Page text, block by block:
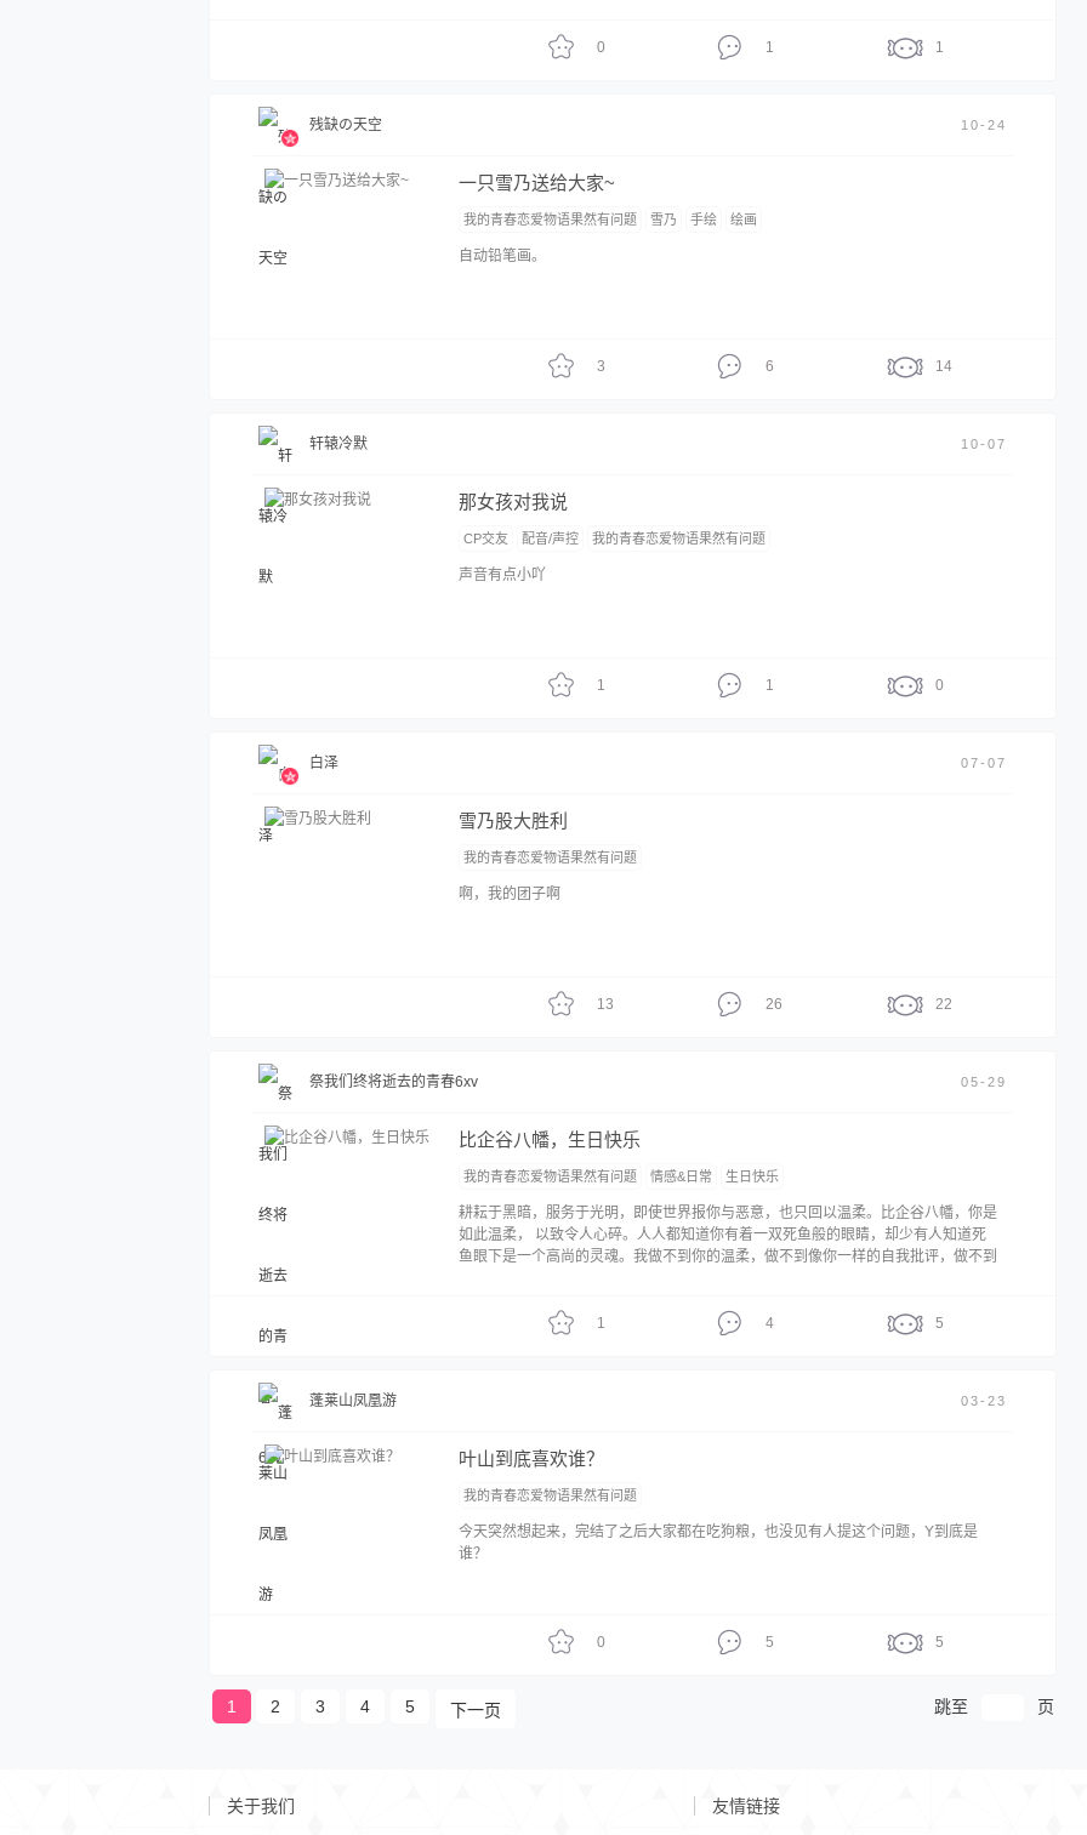
1
1
0
残缺の天空 10-24
一只雪乃送给大家~
我的青春恋爱物语果然有问题 雪乃 手绘 绘画
自动铅笔画。
14
6
3
轩辕冷默 10-07
那女孩对我说
CP交友 配音/声控 我的青春恋爱物语果然有问题
声音有点小吖
0
1
1
⁣⁡白⁣泽⁣ 07-07
雪乃股大胜利
我的青春恋爱物语果然有问题
啊，我的团子啊
22
26
13
祭我们终将逝去的青春6xv 05-29
比企谷八幡，生日快乐
我的青春恋爱物语果然有问题 情感&日常 生日快乐
耕耘于黑暗，服务于光明，即使世界报你与恶意，也只回以温柔。比企谷八幡，你是
如此温柔， 以致令人心碎。人人都知道你有着一双死鱼般的眼睛，却少有人知道死
鱼眼下是一个高尚的灵魂。我做不到你的温柔，做不到像你一样的自我批评，做不到
落。比企谷八幡，我衷心希望你能从黑暗中走出肆无忌惮的享受着阳光，更无比希望
5
4
1
蓬莱山凤凰游 03-23
叶山到底喜欢谁？
我的青春恋爱物语果然有问题
今天突然想起来，完结了之后大家都在吃狗粮，也没见有人提这个问题，Y到底是
谁？
5
5
0
1 2 3 4 5 下一页 跳至 页
关于我们 友情链接